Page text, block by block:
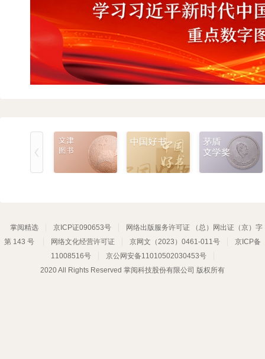
掌阅精选 京ICP证090653号
网络出版服务许可证 （总）网出证（京）字
第 143 号
网络文化经营许可证 京网文（2023）0461-011号
京ICP备
11008516号
京公网安备11010502030453号
2020 All Rights Reserved 掌阅科技股份有限公司 版权所有